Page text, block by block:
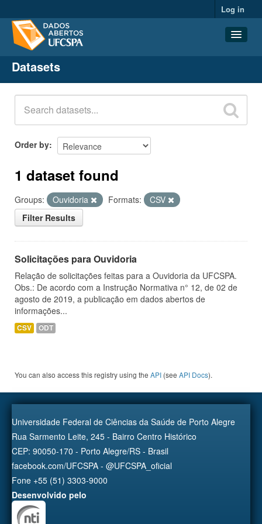
Log in
Datasets
Organizations
Groups
About
Datasets
Order by
1 dataset found
Groups: Ouvidoria Formats:
CSV
Filter Results
Solicitações para Ouvidoria
Relação de solicitações feitas para a Ouvidoria da UFCSPA.
Obs.: De acordo com a Instrução Normativa n° 12, de 02 de
agosto de 2019, a publicação em dados abertos de
informações...
CSV ODT
You can also access this registry using the API (see API Docs).
Universidade Federal de Ciências da Saúde de Porto Alegre
Rua Sarmento Leite, 245 - Bairro Centro Histórico
CEP: 90050-170 - Porto Alegre/RS - Brasil
facebook.com/UFCSPA - @UFCSPA_oficial
Fone +55 (51) 3303-9000
Desenvolvido pelo